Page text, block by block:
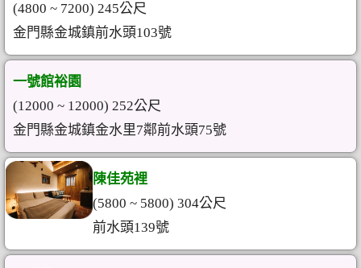
(4800 ~ 7200) 245公尺
金門縣金城鎮前水頭103號
一號館裕園
(12000 ~ 12000) 252公尺
金門縣金城鎮金水里7鄰前水頭75號
陳佳苑裡
(5800 ~ 5800) 304公尺
前水頭139號